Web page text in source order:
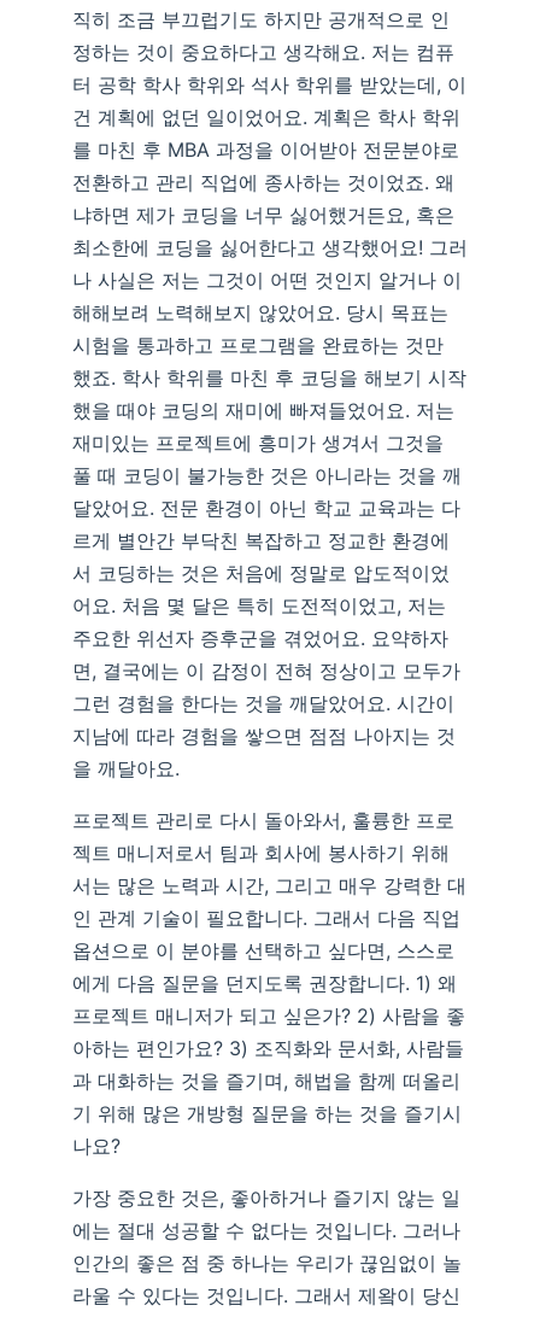
직히 조금 부끄럽기도 하지만 공개적으로 인
정하는 것이 중요하다고 생각해요. 저는 컴퓨
터 공학 학사 학위와 석사 학위를 받았는데, 이
건 계획에 없던 일이었어요. 계획은 학사 학위
를 마친 후 MBA 과정을 이어받아 전문분야로
전환하고 관리 직업에 종사하는 것이었죠. 왜
냐하면 제가 코딩을 너무 싫어했거든요, 혹은
최소한에 코딩을 싫어한다고 생각했어요! 그러
나 사실은 저는 그것이 어떤 것인지 알거나 이
해해보려 노력해보지 않았어요. 당시 목표는
시험을 통과하고 프로그램을 완료하는 것만
했죠. 학사 학위를 마친 후 코딩을 해보기 시작
했을 때야 코딩의 재미에 빠져들었어요. 저는
재미있는 프로젝트에 흥미가 생겨서 그것을
풀 때 코딩이 불가능한 것은 아니라는 것을 깨
달았어요. 전문 환경이 아닌 학교 교육과는 다
르게 별안간 부닥친 복잡하고 정교한 환경에
서 코딩하는 것은 처음에 정말로 압도적이었
어요. 처음 몇 달은 특히 도전적이었고, 저는
주요한 위선자 증후군을 겪었어요. 요약하자
면, 결국에는 이 감정이 전혀 정상이고 모두가
그런 경험을 한다는 것을 깨달았어요. 시간이
지남에 따라 경험을 쌓으면 점점 나아지는 것
을 깨달아요.
프로젝트 관리로 다시 돌아와서, 훌륭한 프로
젝트 매니저로서 팀과 회사에 봉사하기 위해
서는 많은 노력과 시간, 그리고 매우 강력한 대
인 관계 기술이 필요합니다. 그래서 다음 직업
옵션으로 이 분야를 선택하고 싶다면, 스스로
에게 다음 질문을 던지도록 권장합니다. 1) 왜
프로젝트 매니저가 되고 싶은가? 2) 사람을 좋
아하는 편인가요? 3) 조직화와 문서화, 사람들
과 대화하는 것을 즐기며, 해법을 함께 떠올리
기 위해 많은 개방형 질문을 하는 것을 즐기시
나요?
가장 중요한 것은, 좋아하거나 즐기지 않는 일
에는 절대 성공할 수 없다는 것입니다. 그러나
인간의 좋은 점 중 하나는 우리가 끊임없이 놀
라울 수 있다는 것입니다. 그래서 제왘이 당신